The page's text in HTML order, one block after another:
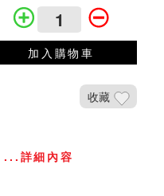
加入購物車
收藏
...詳細內容